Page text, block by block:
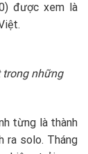
được xem là
trong những
từng là thành
ra solo. Tháng